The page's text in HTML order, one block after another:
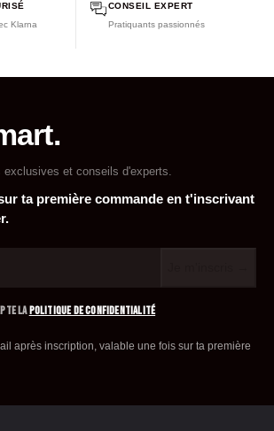
Klarna
CONSEIL EXPERT
Pratiquants passionnés
exclusives et conseils d'experts.
ta première commande en t'inscrivant
LAPOLITIQUE DE CONFIDENTIALITÉ
après inscription, valable une fois sur ta première